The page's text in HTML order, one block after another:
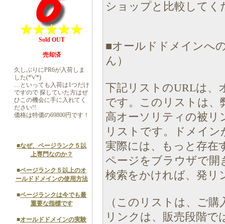
Sold OUT
売却済
久しぶりにPR6が入荷しま
した(*'v'*)
…といっても入荷は1つだけ
ですので 探していた方はぜ
ひこの機会に手に入れてく
ださい!!
価格は特価の69800円です！
■なぜ、ページランク５以
上専門なのか？
■ページランク５以上のオ
ールドドメインの使用方法
■ページランクは今でも最
重要な指標です
■オールドドメインの実験
ショップと比較してく
■オールドドメインへ
ん）
下記リストのURLは、
です。このリストは、
高オーソリティの被リ
リストです。ドメイ
実際には、もっと存在
ページをブラウザで開
検索をかければ、発リ
（このリストは、ご
リンクは、販売段階